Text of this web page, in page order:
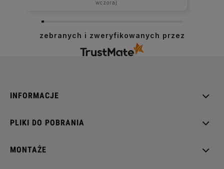
wczoraj
zebranych i zweryfikowanych przez
INFORMACJE
PLIKI DO POBRANIA
MONTAŻE